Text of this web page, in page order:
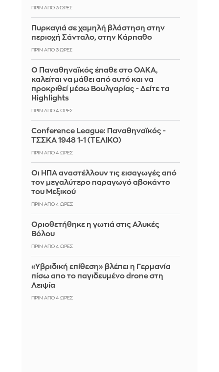
ΠΡΙΝ ΑΠΌ 3 ΏΡΕΣ
Πυρκαγιά σε χαμηλή βλάστηση στην
περιοχή Σάνταλο, στην Κάρπαθο
ΠΡΙΝ ΑΠΌ 3 ΏΡΕΣ
Ο Παναθηναϊκός έπαθε στο ΟΑΚΑ,
καλείται να μάθει από αυτό και να
προκριθεί μέσω Βουλγαρίας - Δείτε τα
Highlights
ΠΡΙΝ ΑΠΌ 4 ΏΡΕΣ
Conference League: Παναθηναϊκός -
ΤΣΣΚΑ 1948 1-1 (ΤΕΛΙΚΟ)
ΠΡΙΝ ΑΠΌ 4 ΏΡΕΣ
Οι ΗΠΑ αναστέλλουν τις εισαγωγές από
τον μεγαλύτερο παραγωγό αβοκάντο
του Μεξικού
ΠΡΙΝ ΑΠΌ 4 ΏΡΕΣ
Οριοθετήθηκε η γωτιά στις Αλυκές
Βόλου
ΠΡΙΝ ΑΠΌ 4 ΏΡΕΣ
«Υβριδική επίθεση» βλέπει η Γερμανία
πίσω απο το παγιδευμένο drone στη
Λειψία
ΠΡΙΝ ΑΠΌ 4 ΏΡΕΣ